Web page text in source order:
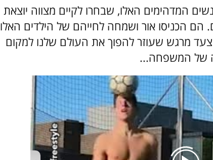
המדהימים האלו, שבחרו לקיים מצווה יוצאת
הם הכניסו אור ושמחה לחייהם של הילדים האלו
מרגש שעוזר להפוך את העולם שלנו למקום
של המשפחה...